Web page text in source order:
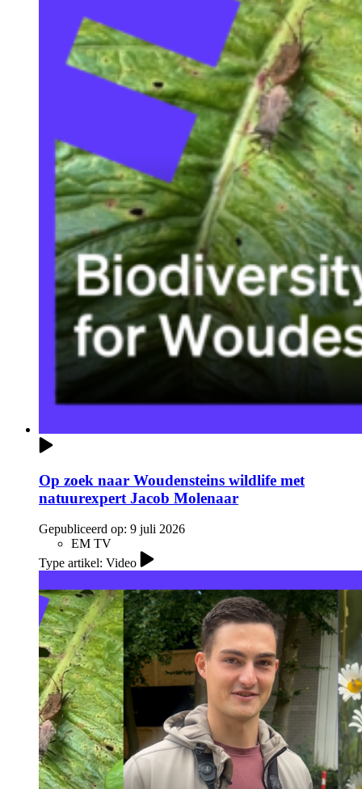
Op zoek naar Woudensteins wildlife met
natuurexpert Jacob Molenaar
Gepubliceerd op: 9 juli 2026
EM TV
Type artikel: Video